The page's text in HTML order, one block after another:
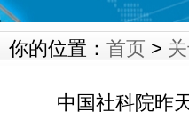
你的位置： 首页 >
中国社科院昨天